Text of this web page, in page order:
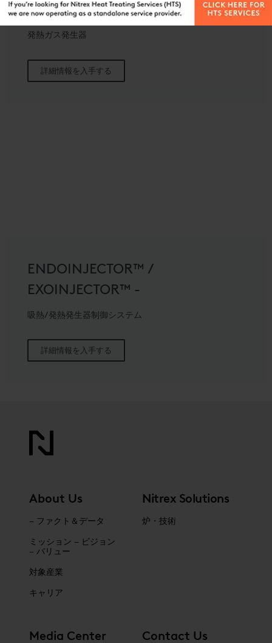
EXOFLEX
発熱ガス発生器
詳細情報を入手する
ENDOINJECTOR™ /
EXOINJECTOR™ -
吸熱/発熱発生器制御システム
詳細情報を入手する
About Us
– ファクト＆データ
ミッション – ビジョン
– バリュー
対象産業
キャリア
Nitrex Solutions
炉・技術
Media Center Contact Us